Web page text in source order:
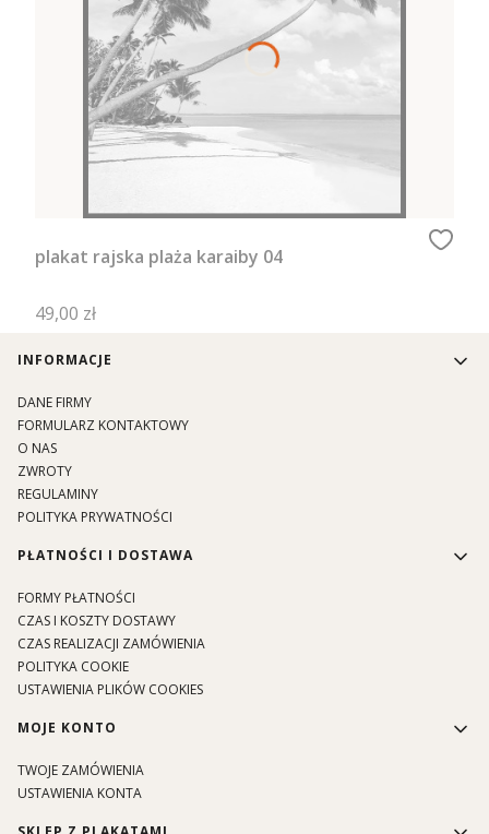
plakat rajska plaża karaiby 04
Cena
49,00 zł
Linki w stopce
INFORMACJE
DANE FIRMY
FORMULARZ KONTAKTOWY
O NAS
ZWROTY
REGULAMINY
POLITYKA PRYWATNOŚCI
PŁATNOŚCI I DOSTAWA
FORMY PŁATNOŚCI
CZAS I KOSZTY DOSTAWY
CZAS REALIZACJI ZAMÓWIENIA
POLITYKA COOKIE
USTAWIENIA PLIKÓW COOKIES
MOJE KONTO
TWOJE ZAMÓWIENIA
USTAWIENIA KONTA